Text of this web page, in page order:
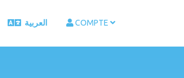
العربية COMPTE